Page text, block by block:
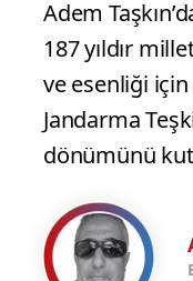
Adem
187 yıldır
ve esenliği
Jandarma
dönümünü